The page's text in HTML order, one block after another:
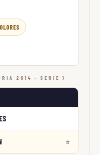
2014 · SERIE 1
⭐